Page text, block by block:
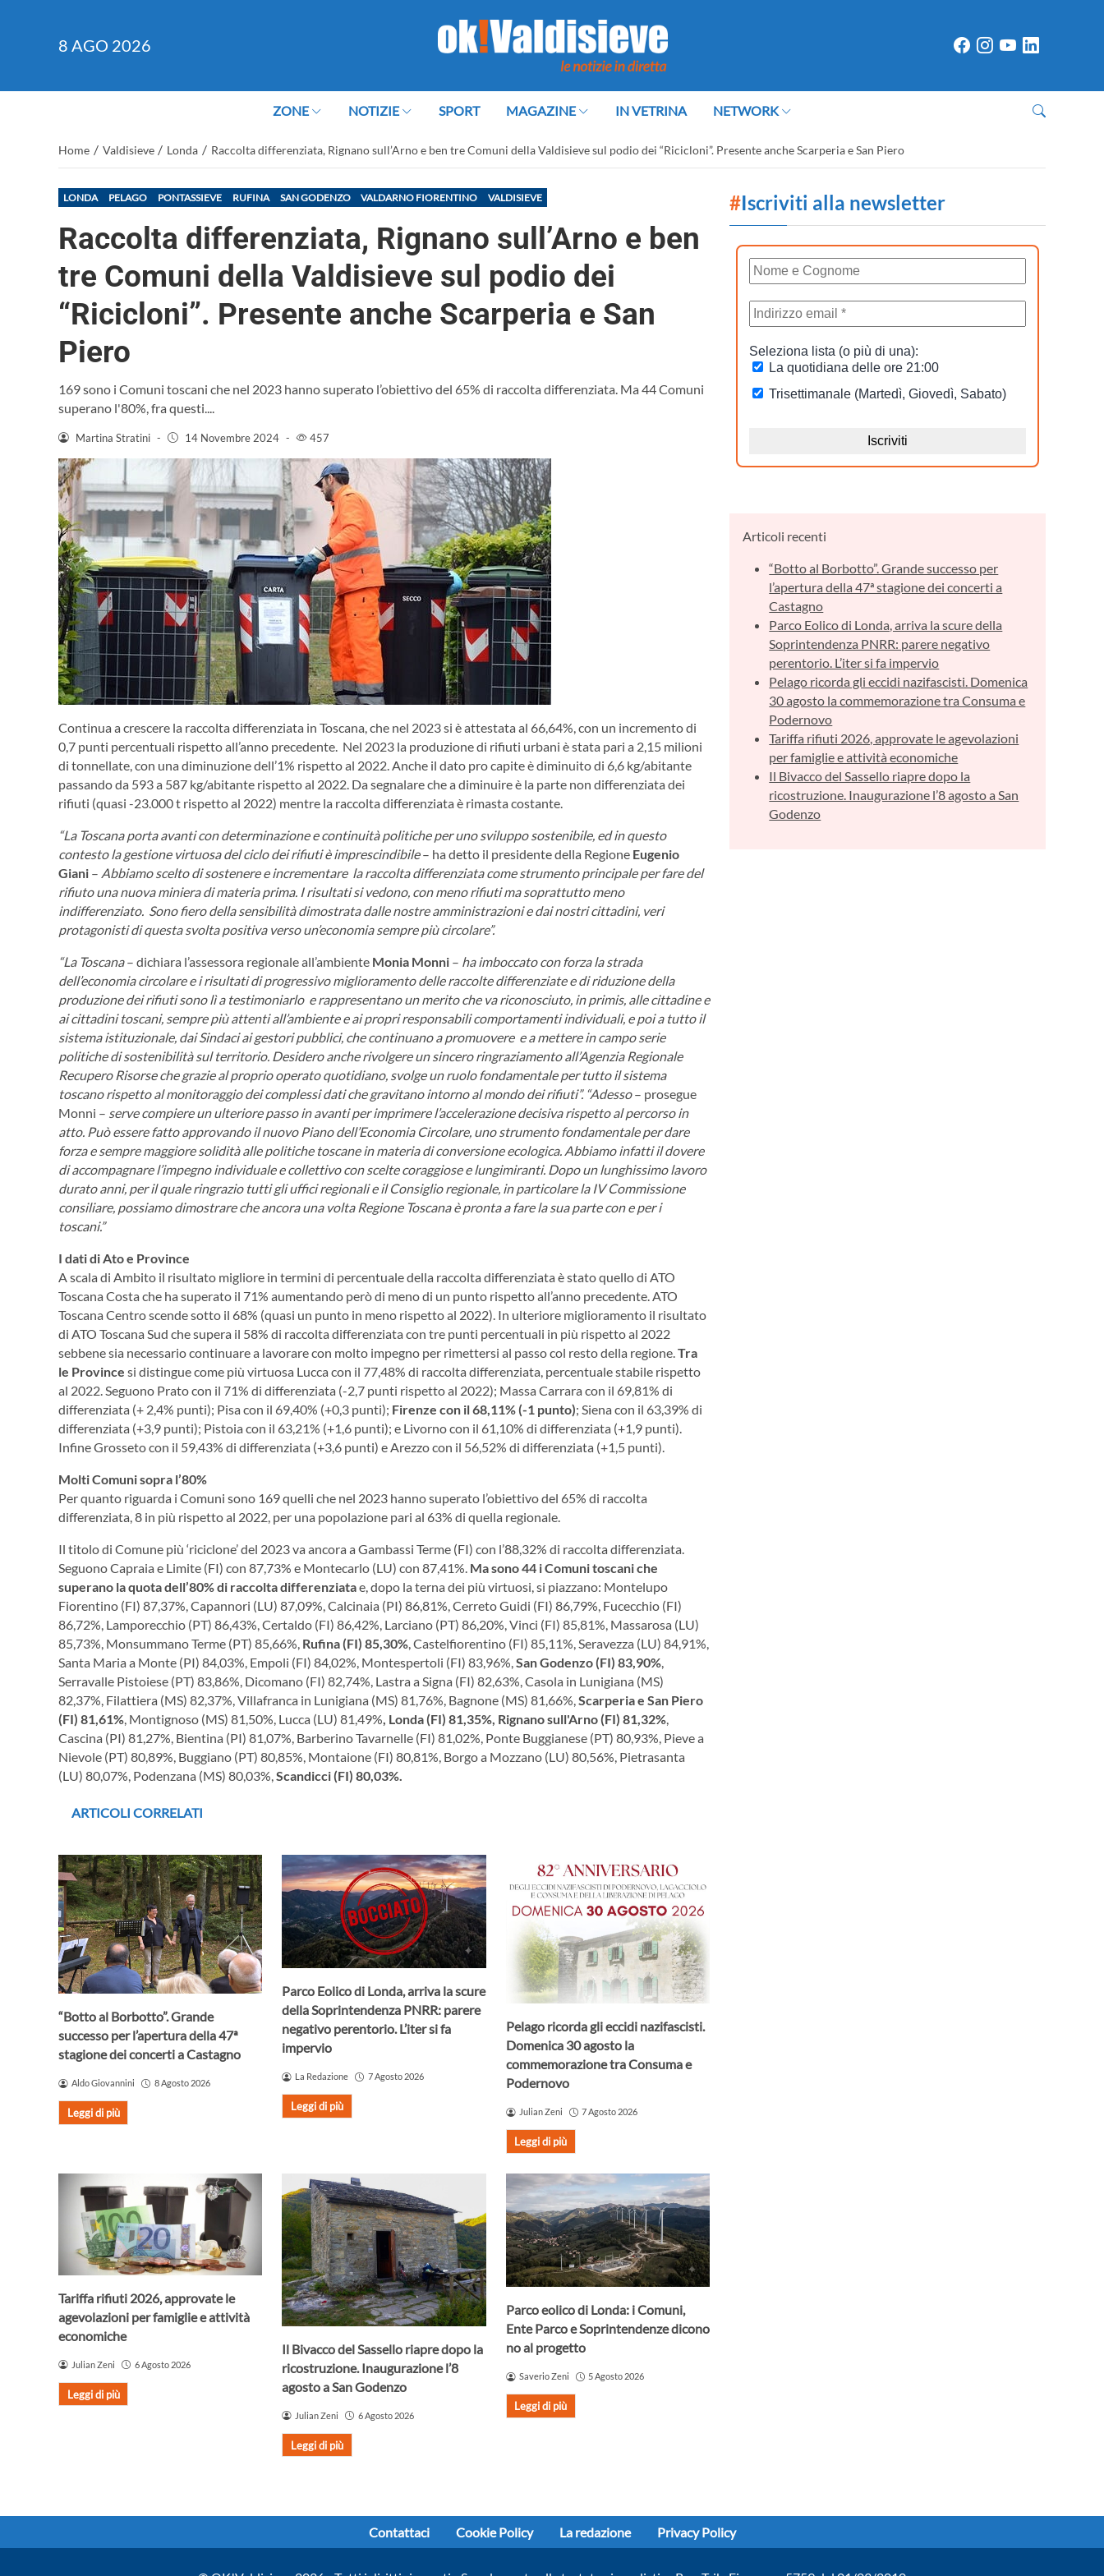
8 AGO 2026
ZONE NOTIZIE SPORT MAGAZINE IN VETRINA NETWORK
Home / Valdisieve / Londa / Raccolta differenziata, Rignano sull’Arno e ben tre Comuni della Valdisieve sul podio dei “Ricicloni”. Presente anche Scarperia e San Piero
LONDA PELAGO PONTASSIEVE RUFINA SAN GODENZO VALDARNO FIORENTINO VALDISIEVE
Raccolta differenziata, Rignano sull’Arno e ben
tre Comuni della Valdisieve sul podio dei
“Ricicloni”. Presente anche Scarperia e San
Piero
169 sono i Comuni toscani che nel 2023 hanno superato l’obiettivo del 65% di raccolta differenziata. Ma 44 Comuni
superano l'80%, fra questi....
Martina Stratini - 14 Novembre 2024 - 457
Continua a crescere la raccolta differenziata in Toscana, che nel 2023 si è attestata al 66,64%, con un incremento di
0,7 punti percentuali rispetto all’anno precedente. Nel 2023 la produzione di rifiuti urbani è stata pari a 2,15 milioni
di tonnellate, con una diminuzione dell’1% rispetto al 2022. Anche il dato pro capite è diminuito di 6,6 kg/abitante
passando da 593 a 587 kg/abitante rispetto al 2022. Da segnalare che a diminuire è la parte non differenziata dei
rifiuti (quasi -23.000 t rispetto al 2022) mentre la raccolta differenziata è rimasta costante.
“La Toscana porta avanti con determinazione e continuità politiche per uno sviluppo sostenibile, ed in questo
contesto la gestione virtuosa del ciclo dei rifiuti è imprescindibile– ha detto il presidente della Regione Eugenio
Giani – Abbiamo scelto di sostenere e incrementare la raccolta differenziata come strumento principale per fare del
rifiuto una nuova miniera di materia prima. I risultati si vedono, con meno rifiuti ma soprattutto meno
indifferenziato. Sono fiero della sensibilità dimostrata dalle nostre amministrazioni e dai nostri cittadini, veri
protagonisti di questa svolta positiva verso un’economia sempre più circolare”.
“La Toscana– dichiara l’assessora regionale all’ambiente Monia Monni – ha imboccato con forza la strada
dell’economia circolare e i risultati di progressivo miglioramento delle raccolte differenziate e di riduzione della
produzione dei rifiuti sono lì a testimoniarlo e rappresentano un merito che va riconosciuto, in primis, alle cittadine e
ai cittadini toscani, sempre più attenti all’ambiente e ai propri responsabili comportamenti individuali, e poi a tutto il
sistema istituzionale, dai Sindaci ai gestori pubblici, che continuano a promuovere e a mettere in campo serie
politiche di sostenibilità sul territorio. Desidero anche rivolgere un sincero ringraziamento all’Agenzia Regionale
Recupero Risorse che grazie al proprio operato quotidiano, svolge un ruolo fondamentale per tutto il sistema
toscano rispetto al monitoraggio dei complessi dati che gravitano intorno al mondo dei rifiuti”. “Adesso– prosegue
Monni – serve compiere un ulteriore passo in avanti per imprimere l’accelerazione decisiva rispetto al percorso in
atto. Può essere fatto approvando il nuovo Piano dell’Economia Circolare, uno strumento fondamentale per dare
forza e sempre maggiore solidità alle politiche toscane in materia di conversione ecologica. Abbiamo infatti il dovere
di accompagnare l’impegno individuale e collettivo con scelte coraggiose e lungimiranti. Dopo un lunghissimo lavoro
durato anni, per il quale ringrazio tutti gli uffici regionali e il Consiglio regionale, in particolare la IV Commissione
consiliare, possiamo dimostrare che ancora una volta Regione Toscana è pronta a fare la sua parte con e per i
toscani.”
I dati di Ato e Province
A scala di Ambito il risultato migliore in termini di percentuale della raccolta differenziata è stato quello di ATO
Toscana Costa che ha superato il 71% aumentando però di meno di un punto rispetto all’anno precedente. ATO
Toscana Centro scende sotto il 68% (quasi un punto in meno rispetto al 2022). In ulteriore miglioramento il risultato
di ATO Toscana Sud che supera il 58% di raccolta differenziata con tre punti percentuali in più rispetto al 2022
sebbene sia necessario continuare a lavorare con molto impegno per rimettersi al passo col resto della regione. Tra
le Province si distingue come più virtuosa Lucca con il 77,48% di raccolta differenziata, percentuale stabile rispetto
al 2022. Seguono Prato con il 71% di differenziata (-2,7 punti rispetto al 2022); Massa Carrara con il 69,81% di
differenziata (+ 2,4% punti); Pisa con il 69,40% (+0,3 punti); Firenze con il 68,11% (-1 punto); Siena con il 63,39% di
differenziata (+3,9 punti); Pistoia con il 63,21% (+1,6 punti); e Livorno con il 61,10% di differenziata (+1,9 punti).
Infine Grosseto con il 59,43% di differenziata (+3,6 punti) e Arezzo con il 56,52% di differenziata (+1,5 punti).
Molti Comuni sopra l’80%
Per quanto riguarda i Comuni sono 169 quelli che nel 2023 hanno superato l’obiettivo del 65% di raccolta
differenziata, 8 in più rispetto al 2022, per una popolazione pari al 63% di quella regionale.
Il titolo di Comune più ‘riciclone’ del 2023 va ancora a Gambassi Terme (FI) con l’88,32% di raccolta differenziata.
Seguono Capraia e Limite (FI) con 87,73% e Montecarlo (LU) con 87,41%. Ma sono 44 i Comuni toscani che
superano la quota dell’80% di raccolta differenziatae, dopo la terna dei più virtuosi, si piazzano: Montelupo
Fiorentino (FI) 87,37%, Capannori (LU) 87,09%, Calcinaia (PI) 86,81%, Cerreto Guidi (FI) 86,79%, Fucecchio (FI)
86,72%, Lamporecchio (PT) 86,43%, Certaldo (FI) 86,42%, Larciano (PT) 86,20%, Vinci (FI) 85,81%, Massarosa (LU)
85,73%, Monsummano Terme (PT) 85,66%, Rufina (FI) 85,30% , Castelfiorentino (FI) 85,11%, Seravezza (LU) 84,91%,
Santa Maria a Monte (PI) 84,03%, Empoli (FI) 84,02%, Montespertoli (FI) 83,96%, San Godenzo (FI) 83,90%
Serravalle Pistoiese (PT) 83,86%, Dicomano (FI) 82,74%, Lastra a Signa (FI) 82,63%, Casola in Lunigiana (MS)
82,37%, Filattiera (MS) 82,37%, Villafranca in Lunigiana (MS) 81,76%, Bagnone (MS) 81,66%, Scarperia e San Piero
(FI) 81,61% , Montignoso (MS) 81,50%, Lucca (LU) 81,49% , Londa (FI) 81,35%, Rignano sull'Arno (FI) 81,32%
Cascina (PI) 81,27%, Bientina (PI) 81,07%, Barberino Tavarnelle (FI) 81,02%, Ponte Buggianese (PT) 80,93%, Pieve a
Nievole (PT) 80,89%, Buggiano (PT) 80,85%, Montaione (FI) 80,81%, Borgo a Mozzano (LU) 80,56%, Pietrasanta
(LU) 80,07%, Podenzana (MS) 80,03%, Scandicci (FI) 80,03%.
ARTICOLI CORRELATI
“Botto al Borbotto”. Grande
successo per l’apertura della 47ª
stagione dei concerti a Castagno
Aldo Giovannini 8 Agosto 2026
Leggi di più
Parco Eolico di Londa, arriva la scure
della Soprintendenza PNRR: parere
negativo perentorio. L’iter si fa
impervio
La Redazione 7 Agosto 2026
Leggi di più
Pelago ricorda gli eccidi nazifascisti.
Domenica 30 agosto la
commemorazione tra Consuma e
Podernovo
Julian Zeni 7 Agosto 2026
Leggi di più
Tariffa rifiuti 2026, approvate le
agevolazioni per famiglie e attività
economiche
Julian Zeni 6 Agosto 2026
Leggi di più
Il Bivacco del Sassello riapre dopo la
ricostruzione. Inaugurazione l’8
agosto a San Godenzo
Julian Zeni 6 Agosto 2026
Leggi di più
Parco eolico di Londa: i Comuni,
Ente Parco e Soprintendenze dicono
no al progetto
Saverio Zeni 5 Agosto 2026
Leggi di più
#Iscriviti alla newsletter
Articoli recenti
“Botto al Borbotto”. Grande successo per
l’apertura della 47ª stagione dei concerti a
Castagno
Parco Eolico di Londa, arriva la scure della
Soprintendenza PNRR: parere negativo
perentorio. L’iter si fa impervio
Pelago ricorda gli eccidi nazifascisti. Domenica
30 agosto la commemorazione tra Consuma e
Podernovo
Tariffa rifiuti 2026, approvate le agevolazioni
per famiglie e attività economiche
Il Bivacco del Sassello riapre dopo la
ricostruzione. Inaugurazione l’8 agosto a San
Godenzo
Contattaci Cookie Policy La redazione Privacy Policy